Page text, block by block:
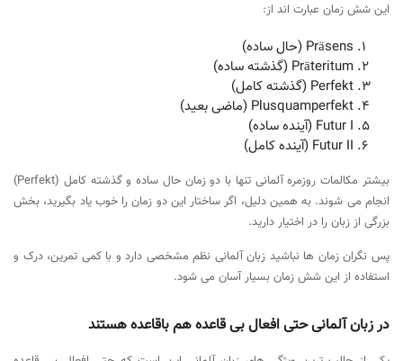
این شش زمان عبارت اند از:
Präsens (حال ساده)
Präteritum (گذشته ساده)
Perfekt (گذشته کامل)
Plusquamperfekt (ماضی بعید)
Futur I (آینده ساده)
Futur II (آینده کامل)
بیشتر مکالمات روزمره آلمانی تنها با دو زمان حال ساده و گذشته کامل (Perfekt)
انجام می شوند. به همین دلیل، اگر ساختار این دو زمان را خوب یاد بگیرید، بخش
بزرگی از زبان را در اختیار دارید.
پس نگران زمان ها نباشید زبان آلمانی نظم مشخصی دارد و با کمی تمرین، درک و
استفاده از این شش زمان بسیار آسان می شود.
در زبان آلمانی حتی افعال بی قاعده هم باقاعده هستند